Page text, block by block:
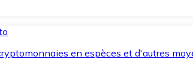
en espèces et d'autres